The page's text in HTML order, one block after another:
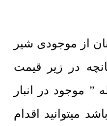
از موجودی شیر
در زیر قیمت
موجود در انبار
میتوانید اقدام